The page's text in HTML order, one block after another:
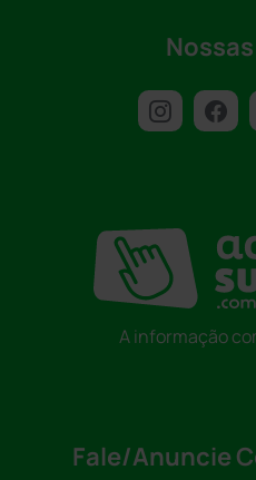
A informação
Fale/Anuncie